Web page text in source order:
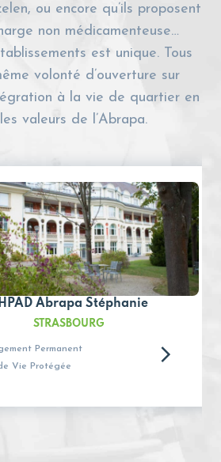
ou encore qu’ils proposent
non médicamenteuse…
est unique. Tous
volonté d’ouverture sur
à la vie de quartier en
valeurs de l’Abrapa.
Abrapa Stéphanie
STRASBOURG
Permanent
Vie Protégée